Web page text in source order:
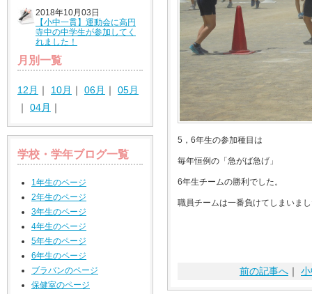
2018年10月03日
【小中一貫】運動会に高円
寺中の中学生が参加してく
れました！
月別一覧
12月 ｜ 10月 ｜ 06月 ｜ 05月
｜ 04月 ｜
学校・学年ブログ一覧
1年生のページ
2年生のページ
3年生のページ
4年生のページ
5年生のページ
6年生のページ
ブラバンのページ
保健室のページ
5，6年生の参加種目は
毎年恒例の「急がば急げ」
6年生チームの勝利でした。
職員チームは一番負けてしまいま
前の記事へ ｜